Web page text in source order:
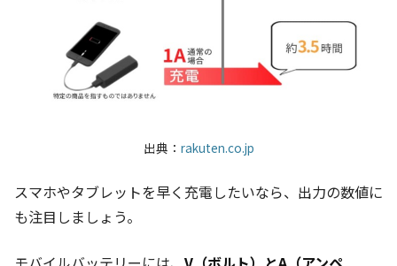
出典： rakuten.co.jp
スマホやタブレットを早く充電したいなら、出力の数値に
も注目しましょう。